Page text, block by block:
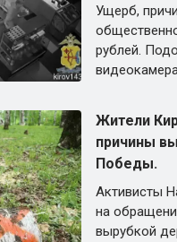
Ущерб,
рублей.
Жители
причины
Победы.
Активисты
на
вырубкой